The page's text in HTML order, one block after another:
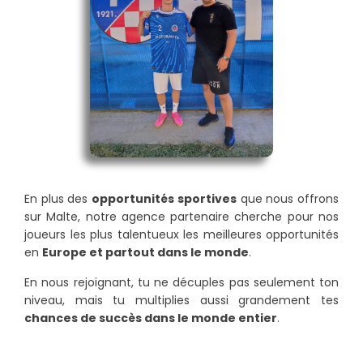
En plus des opportunités sportivesque nous offrons
sur Malte, notre agence partenaire cherche pour nos
joueurs les plus talentueux les meilleures opportunités
en Europe et partout dans le monde.
En nous rejoignant, tu ne décuples pas seulement ton
niveau, mais tu multiplies aussi grandement tes
chances de succès dans le monde entier.